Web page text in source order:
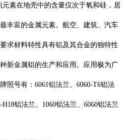
素在地壳中的含量仅次于氧和硅，居
丰富的金属元素。航空、建筑、汽车
求材料特性具有铝及其合金的独特性
新金属铝的生产和应用。应用极为广
照号有：6061铝法兰、6060-T6铝法
H18铝法兰、1060铝法兰、6060铝法兰